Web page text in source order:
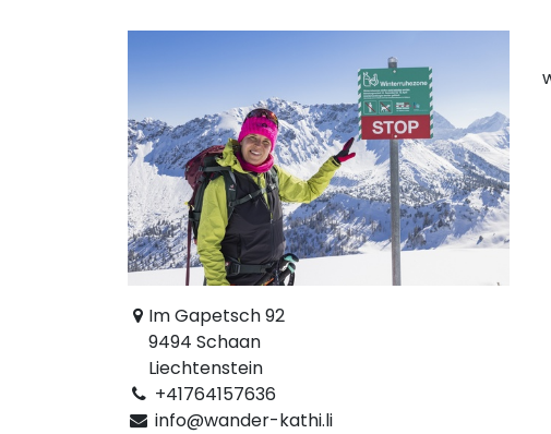
Im Gapetsch 92
9494 Schaan
Liechtenstein
+41764157636
info@wander-kathi.li